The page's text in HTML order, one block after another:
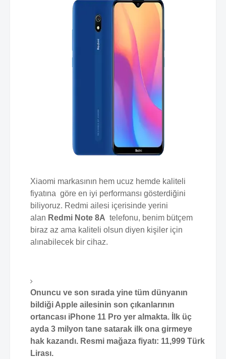
Xiaomi markasının hem ucuz hemde kaliteli
fiyatına göre en iyi performansı gösterdiğini
biliyoruz. Redmi ailesi içerisinde yerini
alan Redmi Note 8A telefonu, benim bütçem
biraz az ama kaliteli olsun diyen kişiler için
alınabilecek bir cihaz.
Onuncu ve son sırada yine tüm dünyanın
bildiği Apple ailesinin son çıkanlarının
ortancası iPhone 11 Pro yer almakta. İlk üç
ayda 3 milyon tane satarak ilk ona girmeye
hak kazandı. Resmi mağaza fiyatı: 11,999 Türk
Lirası.